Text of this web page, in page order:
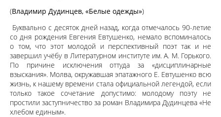
(Владимир Дудинцев, «Белые одежды»)
Буквально с десяток дней назад, когда отмечалось 90-летие
со дня рождения Евгения Евтушенко, немало вспоминалось
о том, что этот молодой и перспективный поэт так и не
завершил учёбу в Литературном институте им. А. М. Горького.
По причине исключения оттуда за «дисциплинарные
взыскания». Молва, окружавшая эпатажного Е. Евтушенко всю
жизнь, к нашему времени стала официальной легендой, если
только такое сочетание допустимо: молодому поэту не
простили заступничество за роман Владимира Дудинцева «Не
хлебом единым».